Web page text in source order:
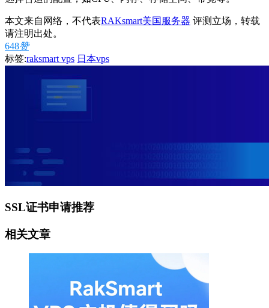
本文来自网络，不代表RAKsmart美国服务器 评测立场，转载
请注明出处。
648赞
标签:raksmart vps 日本vps
SSL证书申请推荐
相关文章